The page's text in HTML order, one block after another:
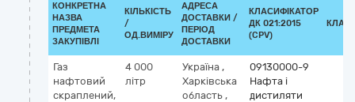
КОНКРЕТНА
НАЗВА
ПРЕДМЕТА
ЗАКУПІВЛІ
КІЛЬКІСТЬ
/
ОД.ВИМІРУ
АДРЕСА
ДОСТАВКИ /
ПЕРІОД
ДОСТАВКИ
КЛАСИФІКАТОР
ДК 021:2015
(CPV)
Газ
нафтовий
скраплений,
4 000
літр
Україна ,
Харківська
область ,
09130000-9
Нафта і
дистиляти